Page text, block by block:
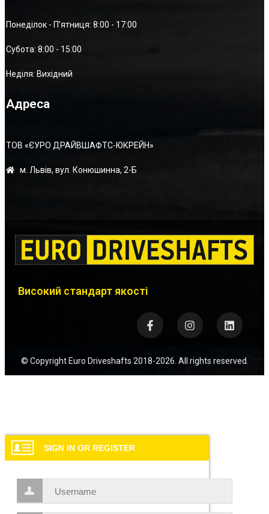
Понеділок - П'ятниця: 8:00 - 17:00
Суботa: 8:00 - 15:00
Неділя: Вихідний
Адреса
ТОВ «ЄУРО ДРАЙВШАФТC-ЮКРЕЙН»
м. Львів, вул. Конюшинна, 2-Б
Високий стандарт якості
© Copyright Euro Driveshafts 2018-2026. All rights reserved.
SIGN IN OR REGISTER